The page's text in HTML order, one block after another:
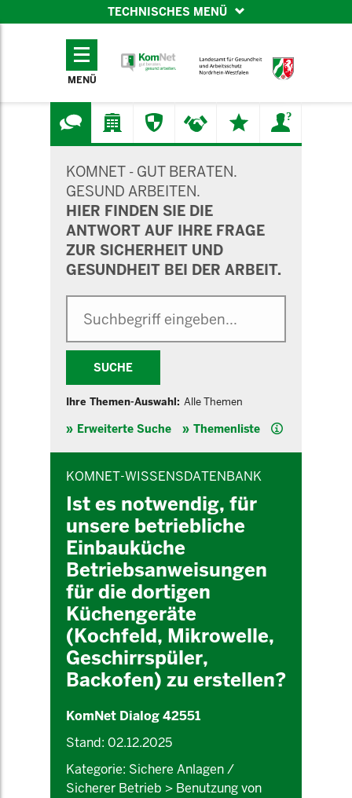
TECHNISCHES MENÜ
TECHNISCHES
MENÜ
KOMNET - GUT BERATEN.
GESUND ARBEITEN.
HIER FINDEN SIE DIE
ANTWORT AUF IHRE FRAGE
ZUR SICHERHEIT UND
GESUNDHEIT BEI DER ARBEIT.
SUCHE
Ihre Themen-Auswahl: Alle Themen
Erweiterte Suche Themenliste Hilfe
KOMNET-WISSENSDATENBANK
Ist es notwendig, für
unsere betriebliche
Einbauküche
Betriebsanweisungen
für die dortigen
Küchengeräte
(Kochfeld, Mikrowelle,
Geschirrspüler,
Backofen) zu erstellen?
KomNet Dialog 42551
Stand: 02.12.2025
Kategorie: Sichere Anlagen /
Sicherer Betrieb > Benutzung von